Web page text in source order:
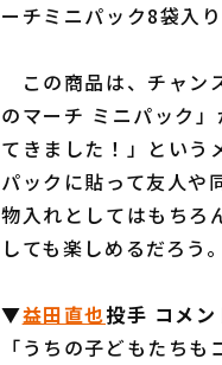
ーチミニパック8袋入
この商品は、チャン
のマーチ ミニパック
てきました！」という
パックに貼って友人や
物入れとしてはもちろ
しても楽しめるだろう。
▼益田直也投手 コメ
「うちの子どもたち